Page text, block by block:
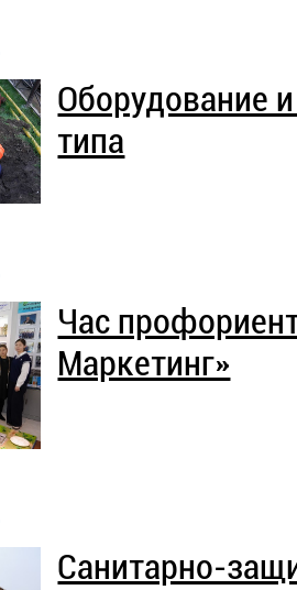
Оборудование
типа
Час
Маркетинг»
Санитарно-